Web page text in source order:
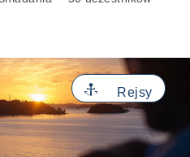
Rejsy
⚓